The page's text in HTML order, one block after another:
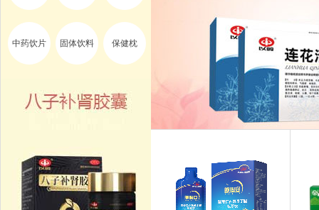
中药饮片 固体饮料 保健枕